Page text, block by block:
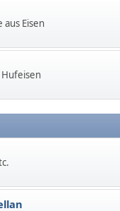
Eisen
Hufeisen